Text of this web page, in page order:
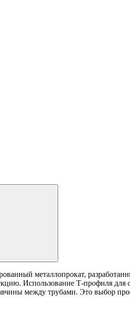
металлопрокат,
Использование Т-профиля для
между трубами. Это выбор